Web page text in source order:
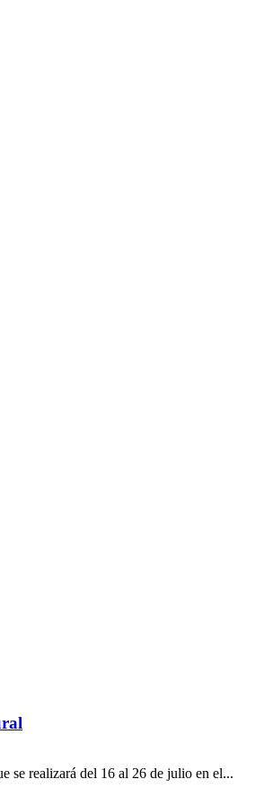
se realizará del 16 al 26 de julio en el...